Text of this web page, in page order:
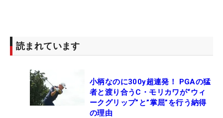
読まれています
小柄なのに300y超連発！ PGAの猛
者と渡り合うC・モリカワが“ウィ
ークグリップ”と”掌屈”を行う納得
の理由